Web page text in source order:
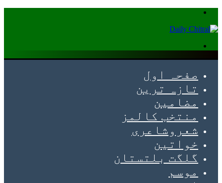
صفحہ اول
تازہ ترین
مضامین
منتخب کالمز
شعروشاعری
خواتین
گلگت بلتستان
موسم